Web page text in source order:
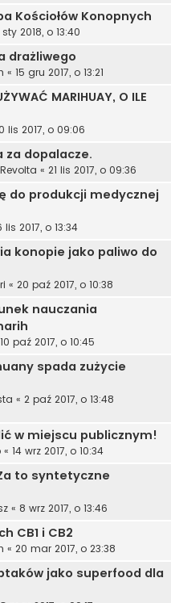
Kościołów Konopnych
2018, o 13:40
drażliwego
« 15 gru 2017, o 13:21
MARIHUAY, O ILE
lis 2017, o 09:06
za dopalacze.
« 21 lis 2017, o 09:36
do produkcji medycznej
lis 2017, o 13:34
konopie jako paliwo do
« 20 paź 2017, o 10:38
nauczania
10 paź 2017, o 10:45
spada zużycie
« 2 paź 2017, o 13:48
w miejscu publicznym!
« 14 wrz 2017, o 10:34
to syntetyczne
« 8 wrz 2017, o 13:46
CB1 i CB2
« 20 mar 2017, o 23:38
jako superfood dla